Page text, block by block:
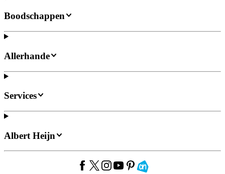
Boodschappen
Allerhande
Services
Albert Heijn